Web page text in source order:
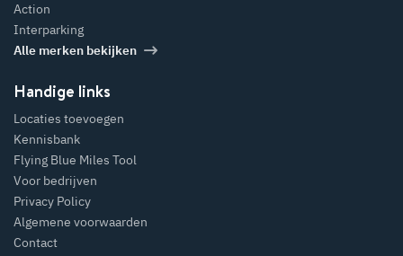
Action
Interparking
Alle merken bekijken
Handige links
Locaties toevoegen
Kennisbank
Flying Blue Miles Tool
Voor bedrijven
Privacy Policy
Algemene voorwaarden
Contact